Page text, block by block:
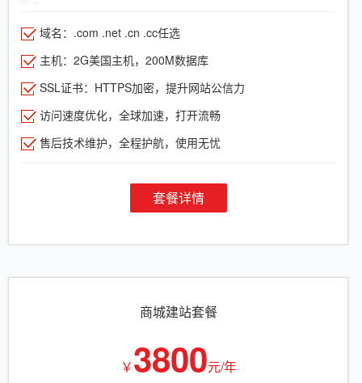
域名：.com .net .cn .cc任选
主机：2G美国主机，200M数据库
SSL证书：HTTPS加密，提升网站公信力
访问速度优化，全球加速，打开流畅
售后技术维护，全程护航，使用无忧
套餐详情
商城建站套餐
￥3800元/年